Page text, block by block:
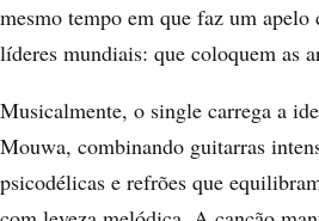
mesmo tempo em que faz um apelo
líderes mundiais: que coloquem as
Musicalmente, o single carrega a
Mouwa, combinando guitarras
psicodélicas e refrões que